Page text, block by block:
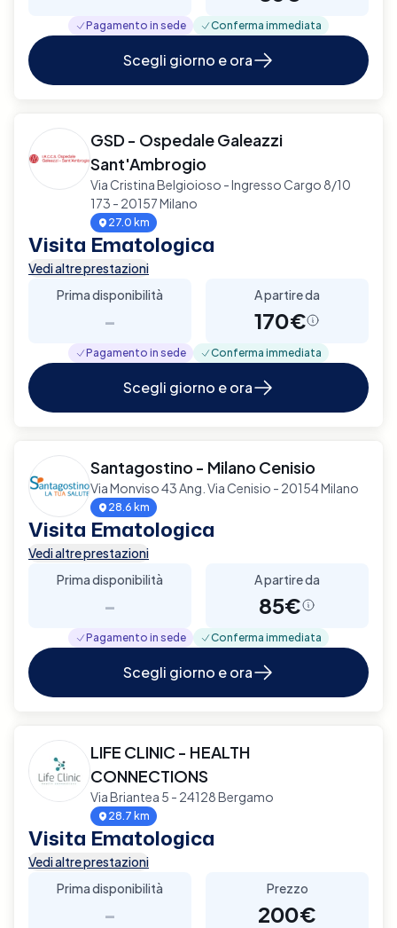
Pagamento in sede Conferma immediata
Scegli giorno e ora
GSD - Ospedale Galeazzi
Sant'Ambrogio
Via Cristina Belgioioso - Ingresso Cargo 8/10
173 - 20157 Milano
27.0 km
Visita Ematologica
Vedi altre prestazioni
Prima disponibilità
-
A partire da
170€
Pagamento in sede Conferma immediata
Scegli giorno e ora
Santagostino - Milano Cenisio
Via Monviso 43 Ang. Via Cenisio - 20154 Milano
28.6 km
Visita Ematologica
Vedi altre prestazioni
Prima disponibilità
-
A partire da
85€
Pagamento in sede Conferma immediata
Scegli giorno e ora
LIFE CLINIC - HEALTH
CONNECTIONS
Via Briantea 5 - 24128 Bergamo
28.7 km
Visita Ematologica
Vedi altre prestazioni
Prima disponibilità
-
Prezzo
200€